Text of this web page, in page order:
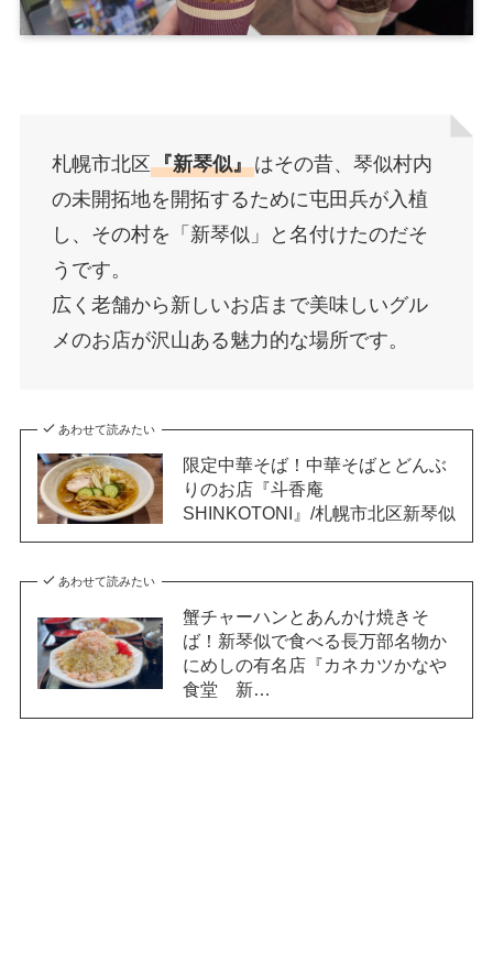
札幌市北区『新琴似』はその昔、琴似村内
の未開拓地を開拓するために屯田兵が入植
し、その村を「新琴似」と名付けたのだそ
うです。
広く老舗から新しいお店まで美味しいグル
メのお店が沢山ある魅力的な場所です。
あわせて読みたい
限定中華そば！中華そばとどんぶ
りのお店『斗香庵
SHINKOTONI』/札幌市北区新琴似
あわせて読みたい
蟹チャーハンとあんかけ焼きそ
ば！新琴似で食べる長万部名物か
にめしの有名店『カネカツかなや
食堂 新…